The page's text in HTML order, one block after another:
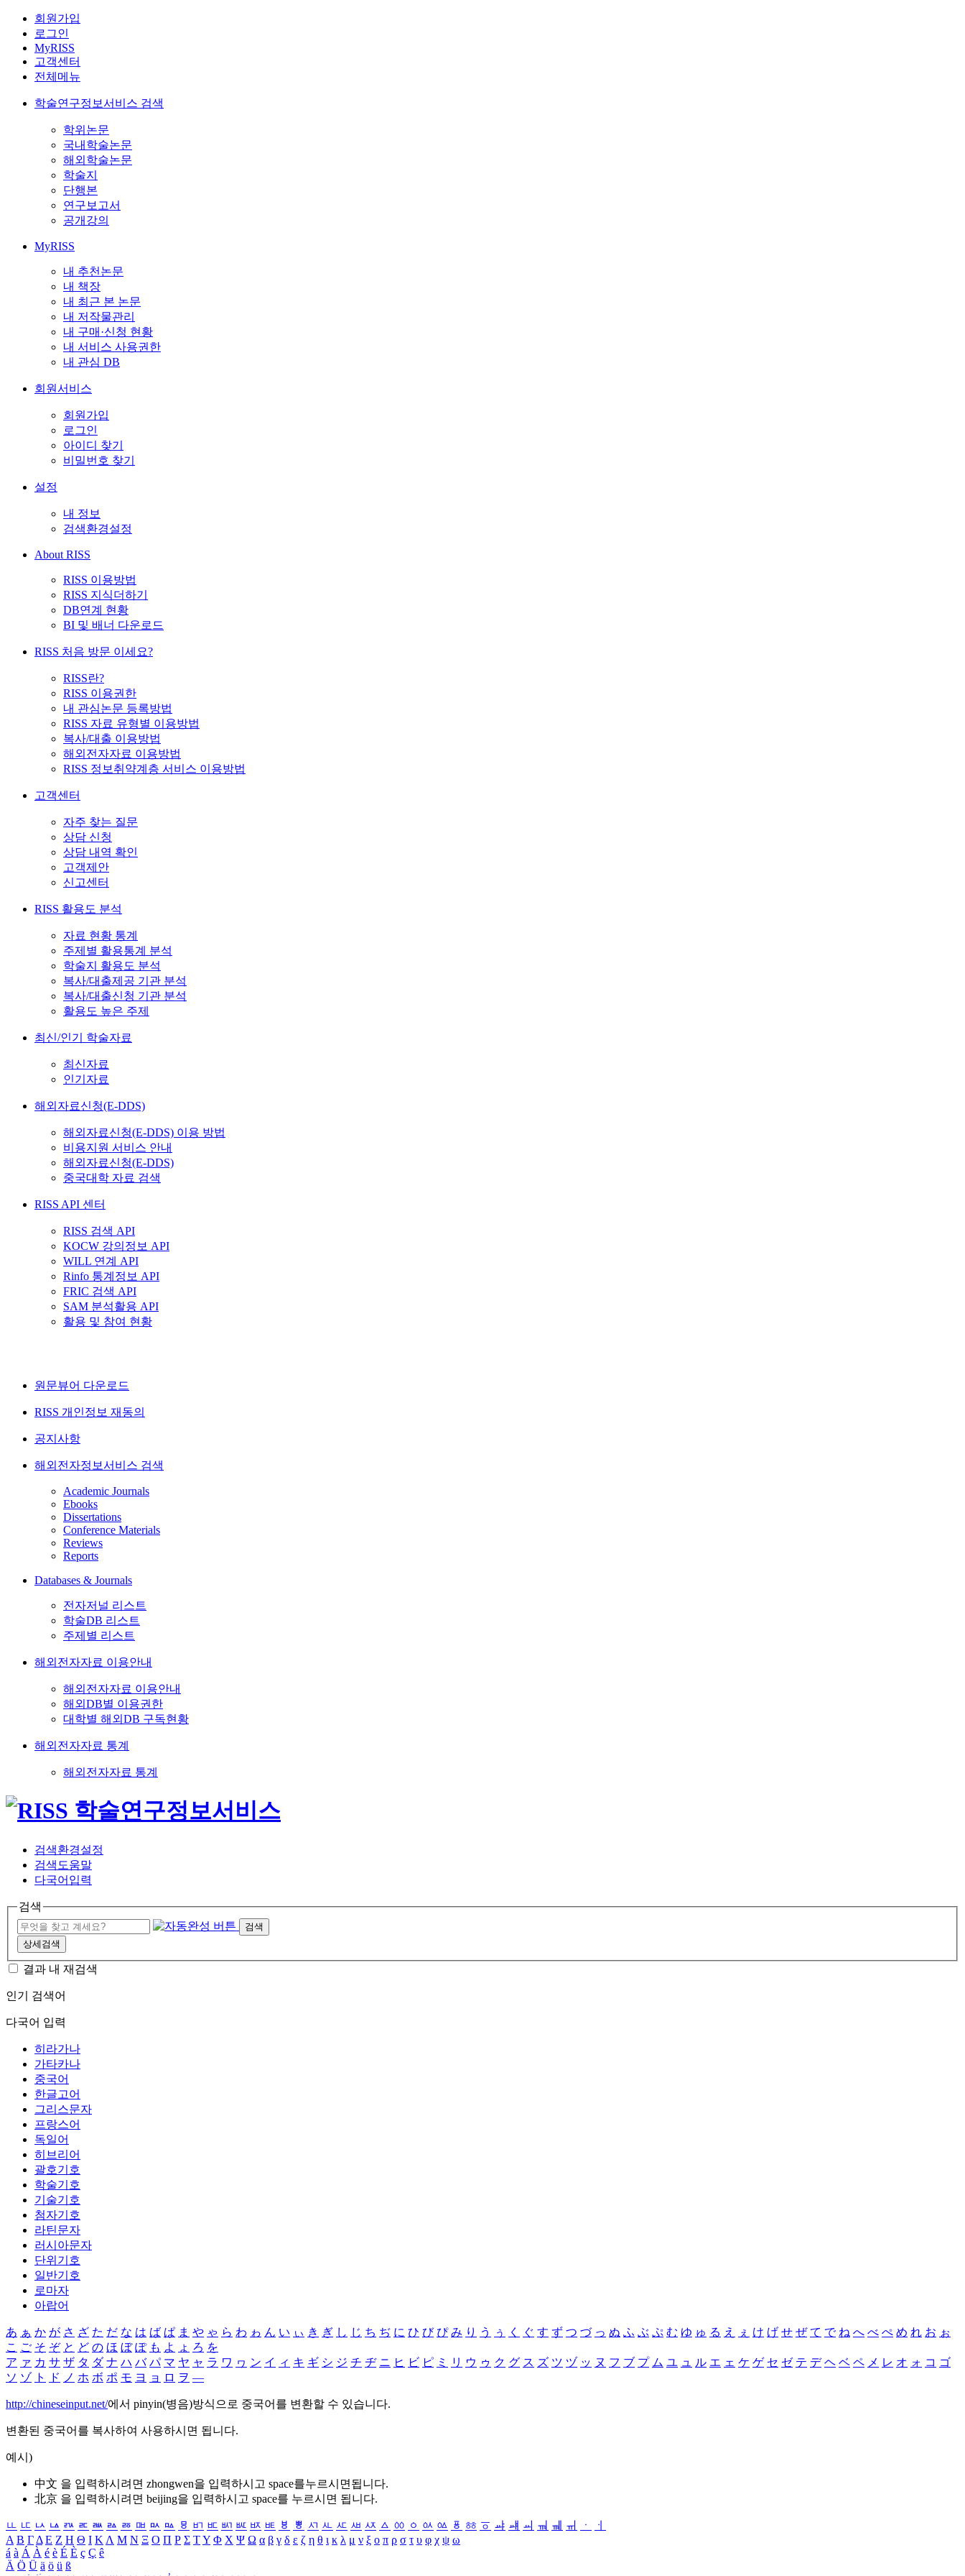
회원가입
로그인
MyRISS
고객센터
전체메뉴
학술연구정보서비스 검색
학위논문
국내학술논문
해외학술논문
학술지
단행본
연구보고서
공개강의
MyRISS
내 추천논문
내 책장
내 최근 본 논문
내 저작물관리
내 구매·신청 현황
내 서비스 사용권한
내 관심 DB
회원서비스
회원가입
로그인
아이디 찾기
비밀번호 찾기
설정
내 정보
검색환경설정
About RISS
RISS 이용방법
RISS 지식더하기
DB연계 현황
BI 및 배너 다운로드
RISS 처음 방문 이세요?
RISS란?
RISS 이용권한
내 관심논문 등록방법
RISS 자료 유형별 이용방법
복사/대출 이용방법
해외전자자료 이용방법
RISS 정보취약계층 서비스 이용방법
고객센터
자주 찾는 질문
상담 신청
상담 내역 확인
고객제안
신고센터
RISS 활용도 분석
자료 현황 통계
주제별 활용통계 분석
학술지 활용도 분석
복사/대출제공 기관 분석
복사/대출신청 기관 분석
활용도 높은 주제
최신/인기 학술자료
최신자료
인기자료
해외자료신청(E-DDS)
해외자료신청(E-DDS) 이용 방법
비용지원 서비스 안내
해외자료신청(E-DDS)
중국대학 자료 검색
RISS API 센터
RISS 검색 API
KOCW 강의정보 API
WILL 연계 API
Rinfo 통계정보 API
FRIC 검색 API
SAM 분석활용 API
활용 및 참여 현황
원문뷰어 다운로드
RISS 개인정보 재동의
공지사항
해외전자정보서비스 검색
Academic Journals
Ebooks
Dissertations
Conference Materials
Reviews
Reports
Databases & Journals
전자저널 리스트
학술DB 리스트
주제별 리스트
해외전자자료 이용안내
해외전자자료 이용안내
해외DB별 이용권한
대학별 해외DB 구독현황
해외전자자료 통계
해외전자자료 통계
검색환경설정
검색도움말
다국어입력
검색
검색
상세검색
결과 내 재검색
인기 검색어
다국어 입력
히라가나
가타카나
중국어
한글고어
그리스문자
프랑스어
독일어
히브리어
괄호기호
학술기호
기술기호
첨자기호
라틴문자
러시아문자
단위기호
일반기호
로마자
아랍어
あ ぁ か が さ ざ た だ な は ば ぱ ま や ゃ ら わ ゎ ん い ぃ き ぎ し じ ち ぢ に ひ び ぴ み り う ぅ く ぐ す ず つ づ っ ぬ ふ ぶ ぷ む ゆ ゅ る え ぇ け げ せ ぜ て で ね へ べ ぺ め れ お ぉ
こ ご そ ぞ と ど の ほ ぼ ぽ も よ ょ ろ を
ア ァ カ サ ザ タ ダ ナ ハ バ パ マ ヤ ャ ラ ワ ヮ ン イ ィ キ ギ シ ジ チ ヂ ニ ヒ ビ ピ ミ リ ウ ゥ ク グ ス ズ ツ ヅ ッ ヌ フ ブ プ ム ユ ュ ル エ ェ ケ ゲ セ ゼ テ デ ヘ ベ ペ メ レ オ ォ コ ゴ
ソ ゾ ト ド ノ ホ ボ ポ モ ヨ ョ ロ ヲ ―
http://chineseinput.net/에서 pinyin(병음)방식으로 중국어를 변환할 수 있습니다.
변환된 중국어를 복사하여 사용하시면 됩니다.
예시)
中文 을 입력하시려면 zhongwen을 입력하시고 space를누르시면됩니다.
北京 을 입력하시려면 beijing을 입력하시고 space를 누르시면 됩니다.
ㅥ ㅦ ㅧ ㅨ ㅩ ㅪ ㅫ ㅬ ㅭ ㅮ ㅯ ㅰ ㅱ ㅲ ㅳ ㅴ ㅵ ㅶ ㅷ ㅸ ㅹ ㅺ ㅻ ㅼ ㅽ ㅾ ㅿ ㆀ ㆁ ㆂ ㆃ ㆄ ㆅ ㆆ ㆇ ㆈ ㆉ ㆊ ㆋ ㆌ ㆍ
ㆎ
Α Β ΓΔ Ε Ζ Η Θ Ι ΚΛ Μ Ν Ξ Ο Π Ρ Σ ΤΥ Φ Χ Ψ Ω α β γ δ ε ζ η θ ι κ λ μ ν ξ ο π ρ σ τ υ φ χ ψ ω
á à Á À é è É È ç Ç ê
Ä Ö Ü ä ö ü ß